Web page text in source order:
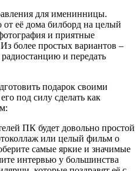
для именинницы.
от её дома билборд на целый
и приятные
более простых вариантов –
и передать
подарок своими
под силу сделать как
ПК будет довольно простой
или целый фильм о
самые яркие и значимые
интервью у большинства